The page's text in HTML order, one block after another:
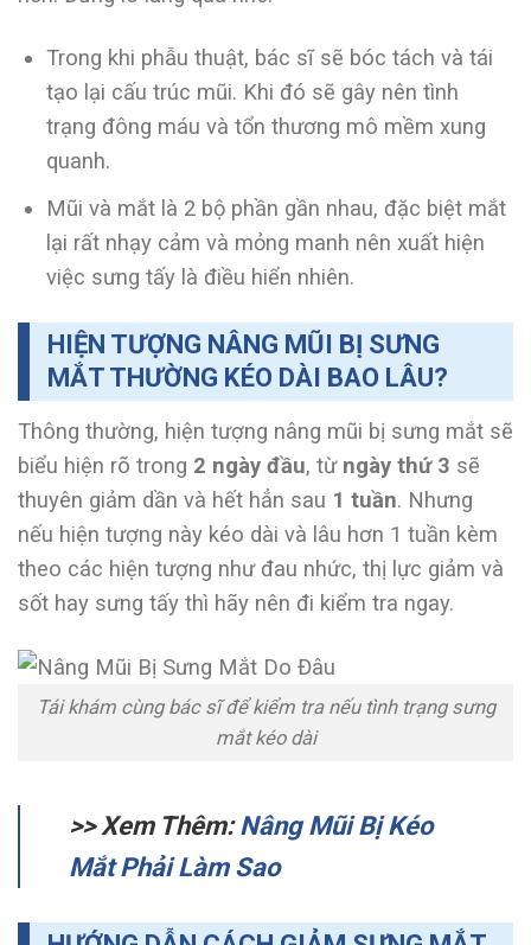
Trong khi phẫu thuật, bác sĩ sẽ bóc tách và tái
tạo lại cấu trúc mũi. Khi đó sẽ gây nên tình
trạng đông máu và tổn thương mô mềm xung
quanh.
Mũi và mắt là 2 bộ phần gần nhau, đặc biệt mắt
lại rất nhạy cảm và mỏng manh nên xuất hiện
việc sưng tấy là điều hiển nhiên.
HIỆN TƯỢNG NÂNG MŨI BỊ SƯNG
MẮT THƯỜNG KÉO DÀI BAO LÂU?
Thông thường, hiện tượng nâng mũi bị sưng mắt sẽ
biểu hiện rõ trong 2 ngày đầu, từ ngày thứ 3 sẽ
thuyên giảm dần và hết hẳn sau 1 tuần. Nhưng
nếu hiện tượng này kéo dài và lâu hơn 1 tuần kèm
theo các hiện tượng như đau nhức, thị lực giảm và
sốt hay sưng tấy thì hãy nên đi kiểm tra ngay.
Tái khám cùng bác sĩ để kiểm tra nếu tình trạng sưng
mắt kéo dài
>> Xem Thêm:Nâng Mũi Bị Kéo
Mắt Phải Làm Sao